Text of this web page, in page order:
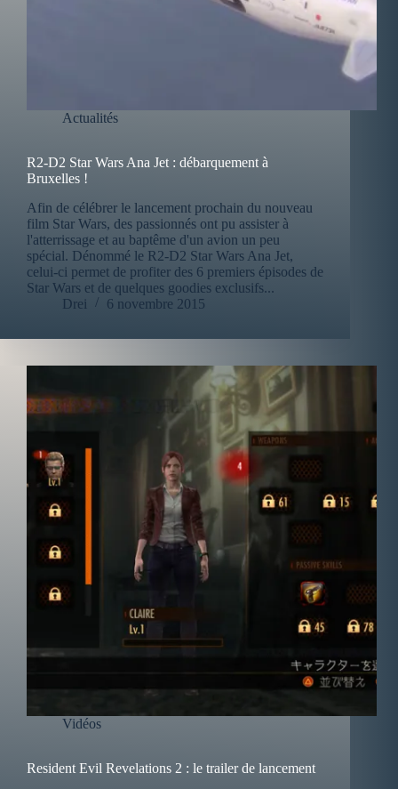
Actualités
R2-D2 Star Wars Ana Jet : débarquement à
Bruxelles !
Afin de célébrer le lancement prochain du nouveau
film Star Wars, des passionnés ont pu assister à
l'atterrissage et au baptême d'un avion un peu
spécial. Dénommé le R2-D2 Star Wars Ana Jet,
celui-ci permet de profiter des 6 premiers épisodes de
Star Wars et de quelques goodies exclusifs...
Drei
6 novembre 2015
Vidéos
Resident Evil Revelations 2 : le trailer de lancement